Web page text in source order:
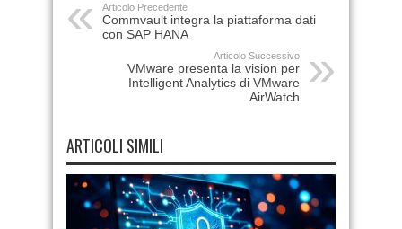
Articolo Precedente
Commvault integra la piattaforma dati
con SAP HANA
Articolo Successivo
VMware presenta la vision per
Intelligent Analytics di VMware
AirWatch
ARTICOLI SIMILI